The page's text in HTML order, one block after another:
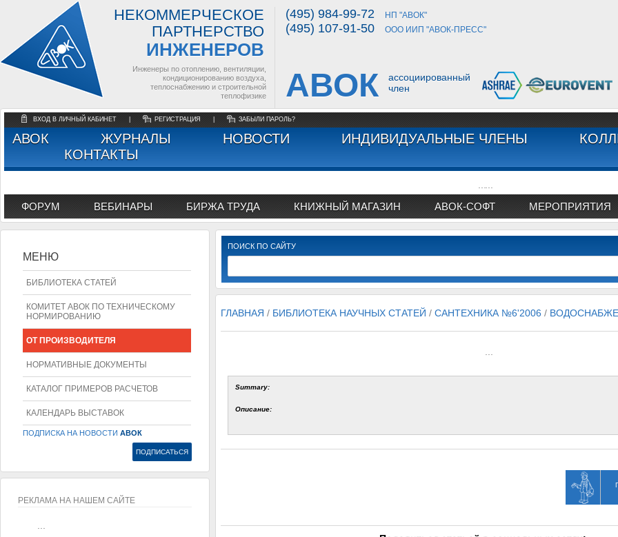
НЕКОММЕРЧЕСКОЕ
ПАРТНЕРСТВО
ИНЖЕНЕРОВ
Инженеры по отоплению, вентиляции,
кондиционированию воздуха,
теплоснабжению и строительной
теплофизике
(495) 984-99-72 НП "АВОК"
(495) 107-91-50 ООО ИИП "АВОК-ПРЕСС"
АВОК
ассоциированный
член
ВХОД В ЛИЧНЫЙ КАБИНЕТ РЕГИСТРАЦИЯ ЗАБЫЛИ ПАРОЛЬ?
АВОК ЖУРНАЛЫ НОВОСТИ ИНДИВИДУАЛЬНЫЕ ЧЛЕНЫ
КОНТАКТЫ
ФОРУМ ВЕБИНАРЫ БИРЖА ТРУДА КНИЖНЫЙ МАГАЗИН АВОК-СОФТ МЕРОПРИЯТИЯ
ПОИСК ПО САЙТУ
ГЛАВНАЯ / БИБЛИОТЕКА НАУЧНЫХ СТАТЕЙ / САНТЕХНИКА №6'2006 /
Summary:
Описание:
МЕНЮ
БИБЛИОТЕКА СТАТЕЙ
КОМИТЕТ АВОК ПО ТЕХНИЧЕСКОМУ
НОРМИРОВАНИЮ
ОТ ПРОИЗВОДИТЕЛЯ
НОРМАТИВНЫЕ ДОКУМЕНТЫ
КАТАЛОГ ПРИМЕРОВ РАСЧЕТОВ
КАЛЕНДАРЬ ВЫСТАВОК
ПОДПИСКА НА НОВОСТИ АВОК
РЕКЛАМА НА НАШЕМ САЙТЕ